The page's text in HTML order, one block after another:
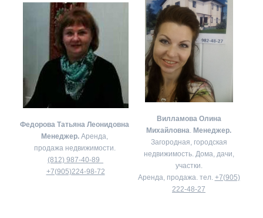
Федорова Татьяна Леонидовна
Менеджер. Аренда,
продажа недвижимости.
(812) 987-40-89
+7(905)224-98-72
Вилламова Олина
Михайловна Менеджер.
Загородная, городская
недвижимость. Дома, дачи,
участки.
Аренда, продажа. тел. +7(905)
222-48-27